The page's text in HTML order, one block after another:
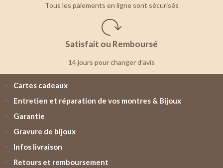
Tous les paiements en ligne sont sécurisés
Satisfait ou Remboursé
14 jours pour changer d'avis
Cartes cadeaux
Entretien et réparation de vos montres & Bijoux
Garantie
Gravure de bijoux
Infos livraison
Retours et remboursement